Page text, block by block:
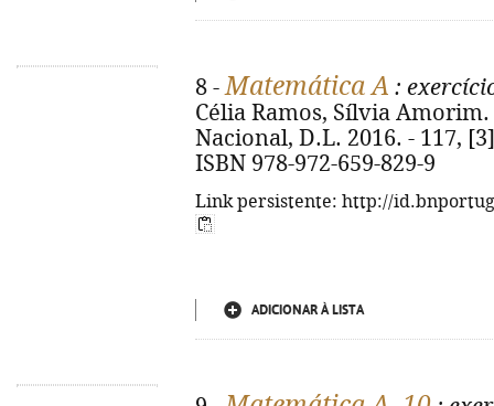
8 -Matemática A :
Célia Ramos, Sílvia
Nacional, D.L. 2016. - 117,
ISBN 978-972-659-829-9
Link persistente: http://
ADICIONAR À LISTA